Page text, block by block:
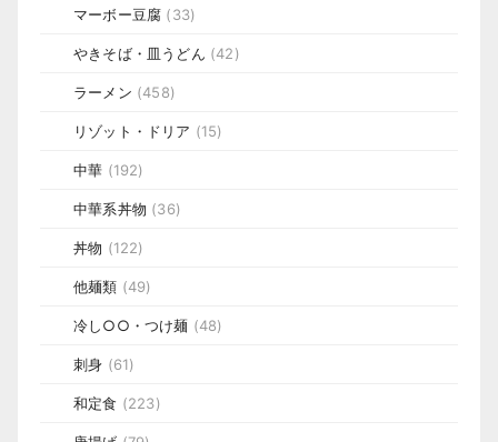
マーボー豆腐 (33)
やきそば・皿うどん (42)
ラーメン (458)
リゾット・ドリア (15)
中華 (192)
中華系丼物 (36)
丼物 (122)
他麺類 (49)
冷し○○・つけ麺 (48)
刺身 (61)
和定食 (223)